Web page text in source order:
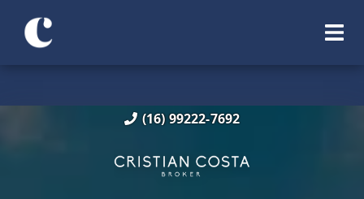
(16) 99222-7692